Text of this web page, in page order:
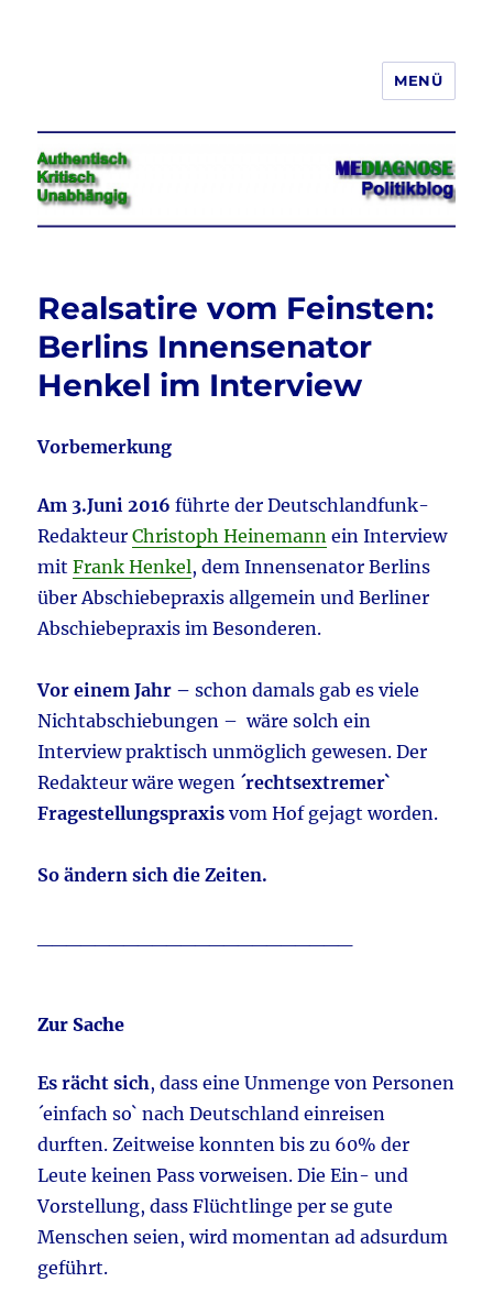
Jeder hat das Recht, seine
Meinung in Wort, Schrift und Bild
frei zu äußern und zu verbreiten
MENÜ
Realsatire vom Feinsten:
Berlins Innensenator
Henkel im Interview
Vorbemerkung
Am 3.Juni 2016 führte der Deutschlandfunk-
RedakteurChristoph Heinemann ein Interview
mitFrank Henkel, dem Innensenator Berlins
über Abschiebepraxis allgemein und Berliner
Abschiebepraxis im Besonderen.
Vor einem Jahr – schon damals gab es viele
Nichtabschiebungen – wäre solch ein
Interview praktisch unmöglich gewesen. Der
Redakteur wäre wegen ´rechtsextremer`
Fragestellungspraxisvom Hof gejagt worden.
So ändern sich die Zeiten.
Zur Sache
Es rächt sich, dass eine Unmenge von Personen
´einfach so` nach Deutschland einreisen
durften. Zeitweise konnten bis zu 60% der
Leute keinen Pass vorweisen. Die Ein- und
Vorstellung, dass Flüchtlinge per se gute
Menschen seien, wird momentan ad adsurdum
geführt.